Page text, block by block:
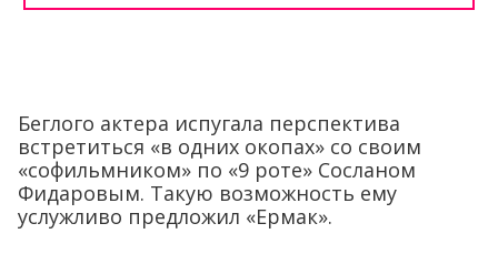
Беглого актера испугала перспектива
встретиться «в одних окопах» со своим
«софильмником» по «9 роте» Сосланом
Фидаровым. Такую возможность ему
услужливо предложил «Ермак».